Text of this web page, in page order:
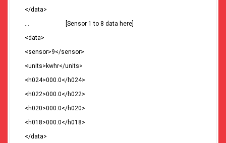
</data>
… [Sensor 1 to 8 data here]
<data>
<sensor>9</sensor>
<units>kwhr</units>
<h024>000.0</h024>
<h022>000.0</h022>
<h020>000.0</h020>
<h018>000.0</h018>
</data>